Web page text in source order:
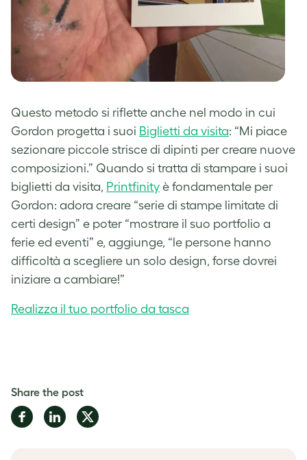
Questo metodo si riflette anche nel modo in cui
Gordon progetta i suoi Biglietti da visita: “Mi piace
sezionare piccole strisce di dipinti per creare nuove
composizioni.” Quando si tratta di stampare i suoi
biglietti da visita, Printfinity è fondamentale per
Gordon: adora creare “serie di stampe limitate di
certi design” e poter “mostrare il suo portfolio a
ferie ed eventi” e, aggiunge, “le persone hanno
difficoltà a scegliere un solo design, forse dovrei
iniziare a cambiare!”
Realizza il tuo portfolio da tasca
Share the post
Share Share Share